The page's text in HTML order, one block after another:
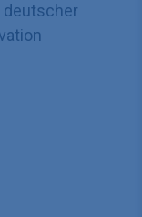
deutscher